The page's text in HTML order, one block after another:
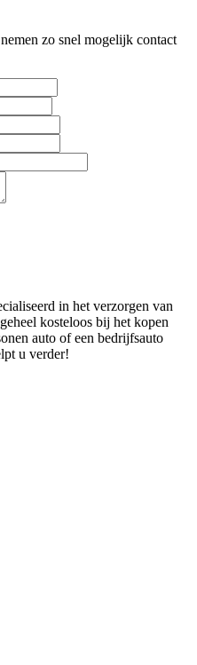
zo snel mogelijk contact
in het verzorgen van
kosteloos bij het kopen
auto of een bedrijfsauto
u verder!